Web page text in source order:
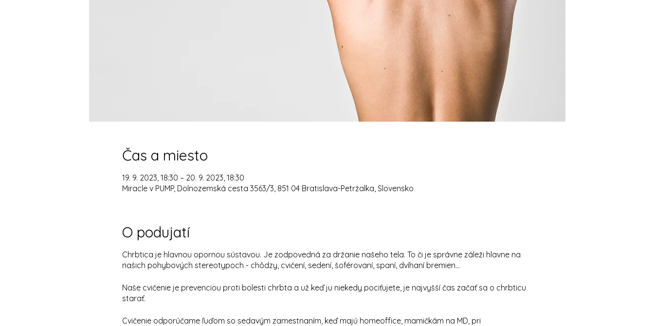
Čas a miesto
19. 9. 2023, 18:30 – 20. 9. 2023, 18:30
Miracle v PUMP, Dolnozemská cesta 3563/3, 851 04 Bratislava-Petržalka, Slovensko
O podujatí
Chrbtica je hlavnou opornou sústavou. Je zodpovedná za držanie našeho tela. To či je správne záleži hlavne na
našich pohybových stereotypoch - chôdzy, cvičení, sedení, šoférovaní, spaní, dvíhaní bremien...
Naše cvičenie je prevenciou proti bolesti chrbta a už keď ju niekedy pociťujete, je najvyšší čas začať sa o chrbticu
starať.
Cvičenie odporúčame ľuďom so sedavým zamestnaním, keď majú homeoffice, mamičkám na MD, pri